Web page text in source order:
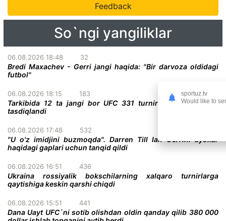
Feedback
So`ngi yangiliklar
06.08.2026 18:48 32
Bredi Maxachev - Gerri jangi haqida: "Bir darvoza oldidagi
futbol"
06.08.2026 18:15 183
Tarkibida 12 ta jangi bor UFC 331 turnirining to'liq kardi
tasdiqlandi
06.08.2026 17:48 532
"U o'z imidjini buzmoqda". Darren Till Ian Gerrini ayollar
haqidagi gaplari uchun tanqid qildi
06.08.2026 16:51 436
Ukraina rossiyalik bokschilarning xalqaro turnirlarga
qaytishiga keskin qarshi chiqdi
06.08.2026 15:51 441
Dana Uayt UFC`ni sotib olishdan oldin qanday qilib 380 000
sportuz.tv
Would like to